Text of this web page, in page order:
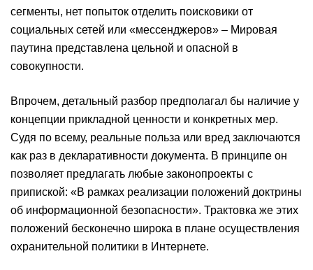
сегменты, нет попыток отделить поисковики от
социальных сетей или «мессенджеров» – Мировая
паутина представлена цельной и опасной в
совокупности.
Впрочем, детальный разбор предполагал бы наличие у
концепции прикладной ценности и конкретных мер.
Судя по всему, реальные польза или вред заключаются
как раз в декларативности документа. В принципе он
позволяет предлагать любые законопроекты с
припиской: «В рамках реализации положений доктрины
об информационной безопасности». Трактовка же этих
положений бесконечно широка в плане осуществления
охранительной политики в Интернете.